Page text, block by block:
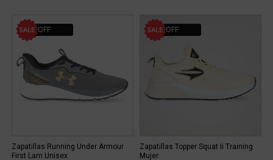
41% OFF
Zapatillas Running Under Armour
First Lam Unisex
24% OFF
Zapatillas Topper Squat Ii Training
Mujer